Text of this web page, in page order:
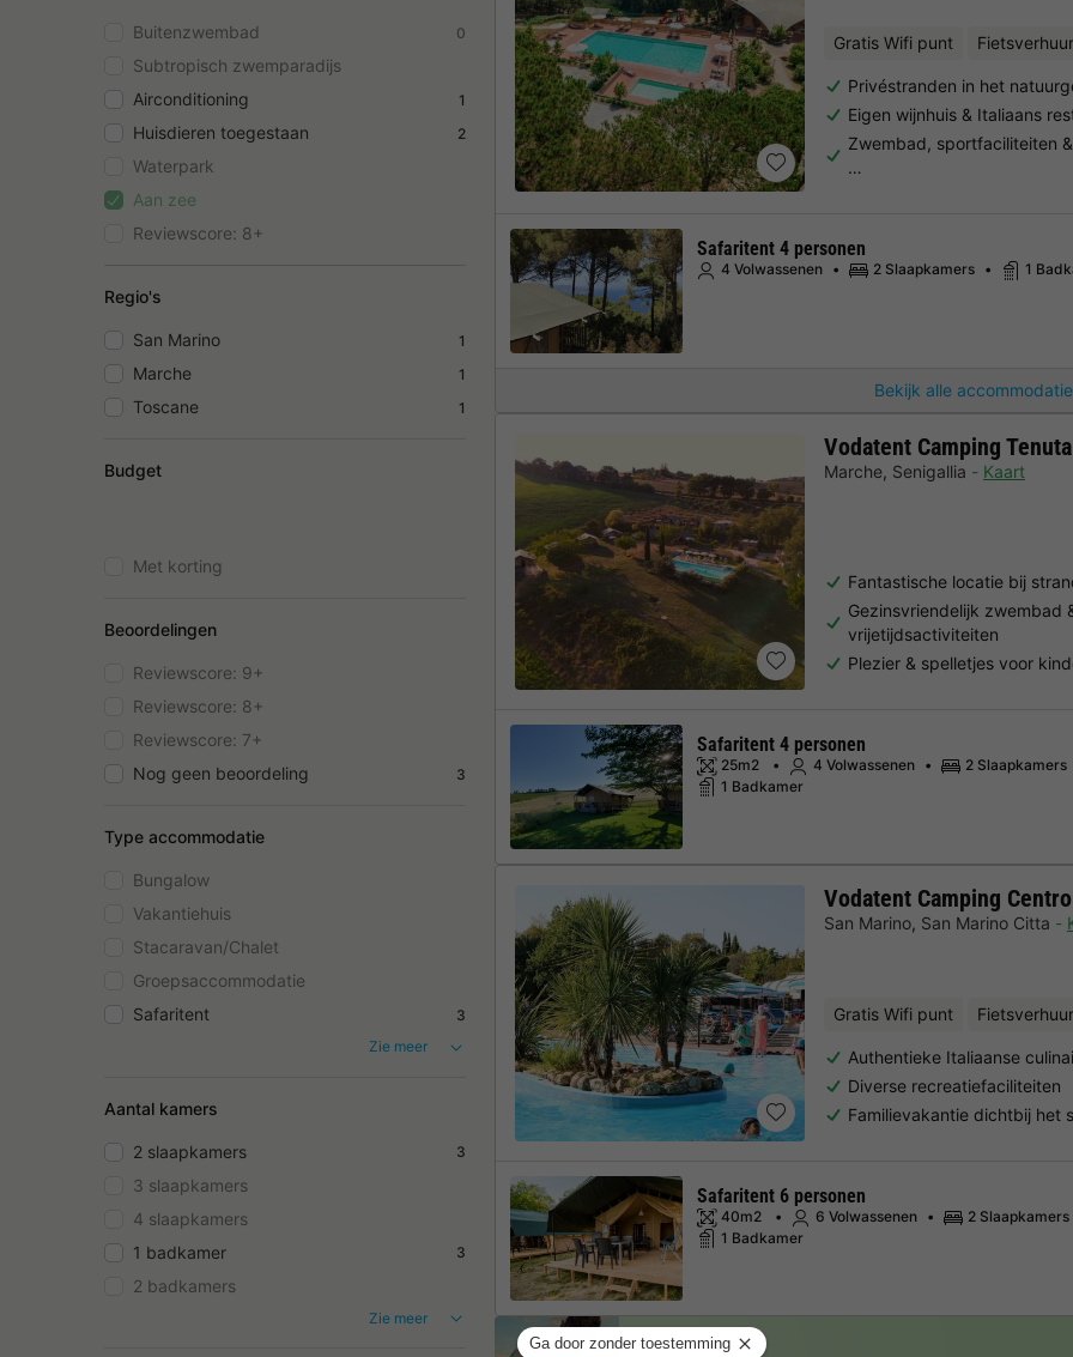
Buitenzwembad 0
Subtropisch zwemparadijs
Airconditioning
1
Huisdieren toegestaan 2
Waterpark
Aan zee
Reviewscore: 8+
Regio's
San Marino 1
Marche 1
Toscane 1
Budget
Met korting
Beoordelingen
Reviewscore: 9+
Reviewscore: 8+
Reviewscore: 7+
Nog geen beoordeling
3
Type accommodatie
Bungalow
Vakantiehuis
Stacaravan/Chalet
Groepsaccommodatie
Safaritent
3
Zie meer
Aantal kamers
2 slaapkamers 3
3 slaapkamers
4 slaapkamers
1 badkamer
3
2 badkamers
Zie meer
Gratis Wifi punt Fietsverhuur
Privéstranden in het
Eigen wijnhuis & Italiaans
Zwembad, sportfaciliteiten
…
Bekijk alle
Safaritent 4 personen
4 Volwassenen 2 Slaapkamers 1
Vodatent Camping
Marche, Senigallia Kaart
Fantastische locatie bij
Gezinsvriendelijk zwembad
vrijetijdsactiviteiten
Plezier & spelletjes voor
Safaritent 4 personen
25m2 4 Volwassenen
2 Slaapkamers
1 Badkamer
Vodatent Camping
San Marino, San Marino Citta
Gratis Wifi punt Fietsverhuur
Authentieke Italiaanse
Diverse recreatiefaciliteiten
Familievakantie dichtbij het
Safaritent 6 personen
40m2 6 Volwassenen
2 Slaapkamers
1 Badkamer
Last minutes